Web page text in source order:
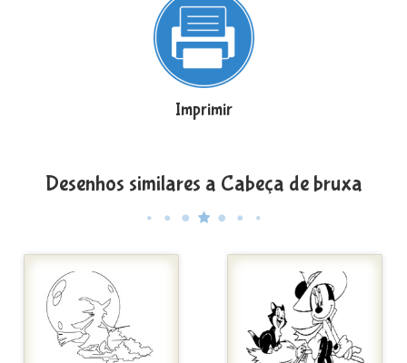
Imprimir
Desenhos similares a Cabeça de bruxa